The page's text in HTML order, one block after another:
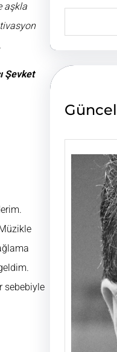
aşkla
Şevket
sebebiyle
a
h
Güncel